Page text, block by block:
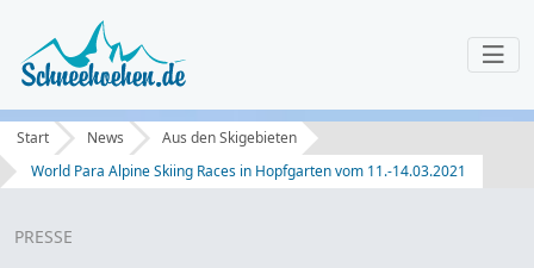
Start News
Aus den Skigebieten
World Para Alpine Skiing Races in Hopfgarten vom 11.-14.03.2021
PRESSE